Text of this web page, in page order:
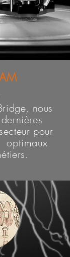
nous
pour
optimaux